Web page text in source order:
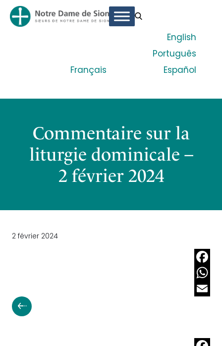
Français
English
Português
Español
Commentaire sur la
liturgie dominicale –
2 février 2024
2 février 2024